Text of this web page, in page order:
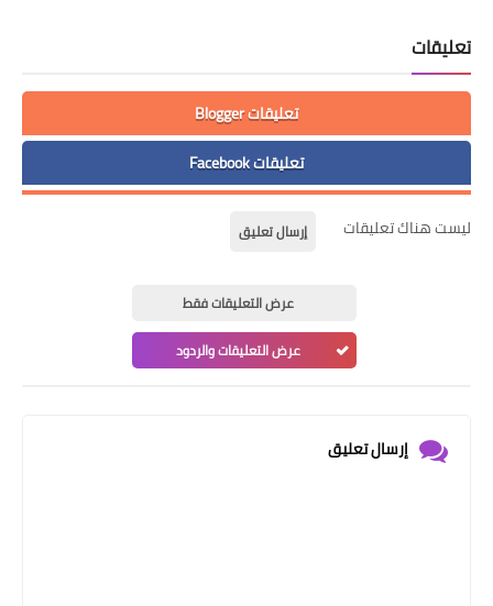
تعليقات
تعليقات Blogger
تعليقات Facebook
ليست هناك تعليقات إرسال تعليق
عرض التعليقات فقط
عرض التعليقات والردود
إرسال تعليق